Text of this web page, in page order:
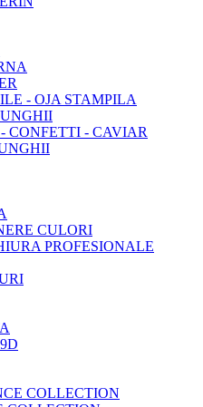
- OJA STAMPILA
CONFETTI - CAVIAR
CULORI
PROFESIONALE
COLLECTION